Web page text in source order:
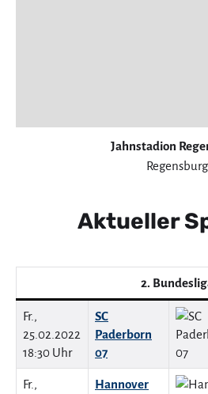
Jahnstadion
Regensburg
Aktueller
2.
Fr.,
25.02.2022
18:30 Uhr
SC
Paderborn
07
Fr.,
Hannover